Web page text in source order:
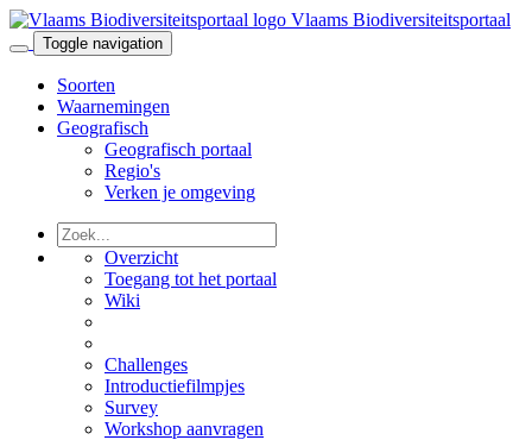
Vlaams Biodiversiteitsportaal
Toggle navigation
Soorten
Waarnemingen
Geografisch
Geografisch portaal
Regio's
Verken je omgeving
Overzicht
Toegang tot het portaal
Wiki
Challenges
Introductiefilmpjes
Survey
Workshop aanvragen